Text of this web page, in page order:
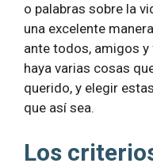
o palabras sobre la
una excelente
ante todos, amigos
haya varias cosas
querido, y elegir
que así sea.
Los